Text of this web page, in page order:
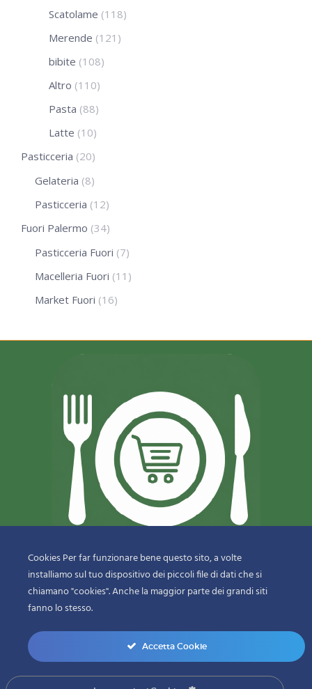
Scatolame (118)
Merende (121)
bibite (108)
Altro (110)
Pasta (88)
Latte (10)
Pasticceria (20)
Gelateria (8)
Pasticceria (12)
Fuori Palermo (34)
Pasticceria Fuori (7)
Macelleria Fuori (11)
Market Fuori (16)
© 2018-2020 CopyrightSfizi & Delizie di Dragotto Gaetano & C.
Snc
0
Cookies Per far funzionare bene questo sito, a volte
installiamo sul tuo dispositivo dei piccoli file di dati che si
chiamano "cookies". Anche la maggior parte dei grandi siti
fanno lo stesso.
Accetta Cookie